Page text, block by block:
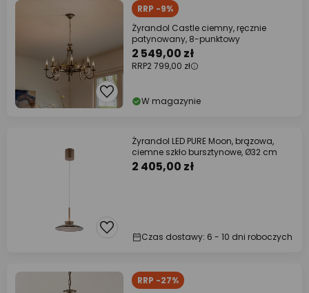
RRP -9%
Żyrandol Castle ciemny, ręcznie
patynowany, 8-punktowy
2 549,00 zł
RRP2 799,00 zł
W magazynie
Żyrandol LED PURE Moon, brązowa,
ciemne szkło bursztynowe, Ø32 cm
2 405,00 zł
Czas dostawy: 6 - 10 dni roboczych
RRP -27%